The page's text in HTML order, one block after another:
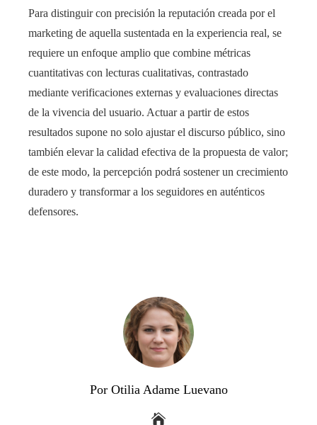
Para distinguir con precisión la reputación creada por el
marketing de aquella sustentada en la experiencia real, se
requiere un enfoque amplio que combine métricas
cuantitativas con lecturas cualitativas, contrastado
mediante verificaciones externas y evaluaciones directas
de la vivencia del usuario. Actuar a partir de estos
resultados supone no solo ajustar el discurso público, sino
también elevar la calidad efectiva de la propuesta de valor;
de este modo, la percepción podrá sostener un crecimiento
duradero y transformar a los seguidores en auténticos
defensores.
Por Otilia Adame Luevano